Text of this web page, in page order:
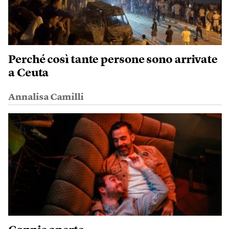
Perché così tante persone sono arrivate
a Ceuta
Annalisa Camilli